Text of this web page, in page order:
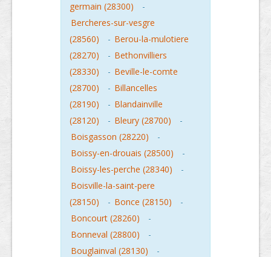
germain (28300)
-
Bercheres-sur-vesgre
(28560)
- Berou-la-mulotiere
(28270)
- Bethonvilliers
(28330)
- Beville-le-comte
(28700)
- Billancelles
(28190)
- Blandainville
(28120)
- Bleury (28700)
-
Boisgasson (28220)
-
Boissy-en-drouais (28500)
-
Boissy-les-perche (28340)
-
Boisville-la-saint-pere
(28150)
- Bonce (28150)
-
Boncourt (28260)
-
Bonneval (28800)
-
Bouglainval (28130)
-